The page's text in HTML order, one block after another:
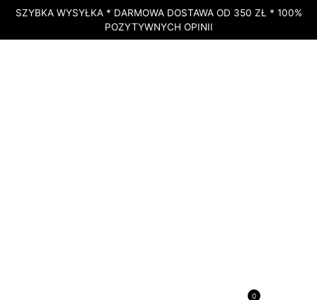
SZYBKA WYSYŁKA * DARMOWA DOSTAWA OD 350 ZŁ * 100%
POZYTYWNYCH OPINII
0
doTERRA Kids Tamer® –